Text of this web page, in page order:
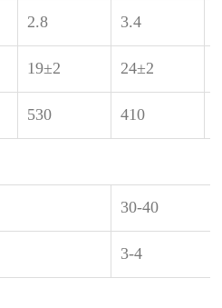
2.8 3.4
19±2 24±2
530 410
30-40
3-4